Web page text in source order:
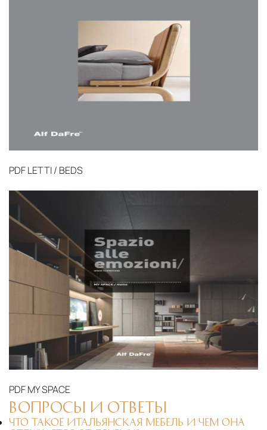
PDFLETTI / BEDS
PDFMY SPACE
ВОПРОСЫ И ОТВЕТЫ
ЧТО ТАКОЕ ИТАЛЬЯНСКАЯ МЕБЕЛЬ И ЧЕМ ОНА